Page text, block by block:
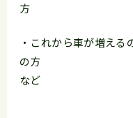
方
・これから車が増え
の方
など